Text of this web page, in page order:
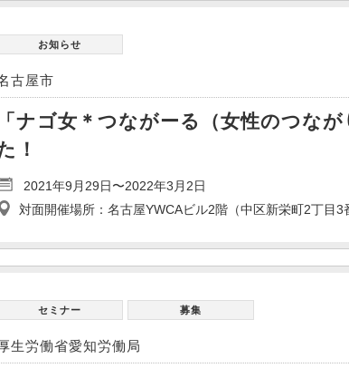
お知らせ
古屋市
「ナゴ女＊つながーる（女性のつな
！
2021年9月29日〜2022年3月2日
対面開催場所：名古屋YWCAビル2階（中区新栄町2丁
セミナー 募集
生労働省愛知労働局